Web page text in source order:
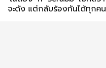
จะดัง แต่กลับร้องกันได้ทุกคน